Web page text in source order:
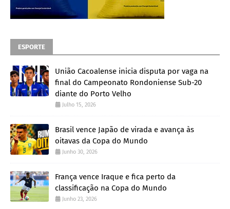
ESPORTE
União Cacoalense inicia disputa por vaga na
final do Campeonato Rondoniense Sub-20
diante do Porto Velho
Julho 15, 2026
Brasil vence Japão de virada e avança às
oitavas da Copa do Mundo
Junho 30, 2026
França vence Iraque e fica perto da
classificação na Copa do Mundo
Junho 23, 2026